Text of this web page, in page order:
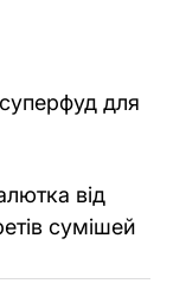
для
від
сумішей